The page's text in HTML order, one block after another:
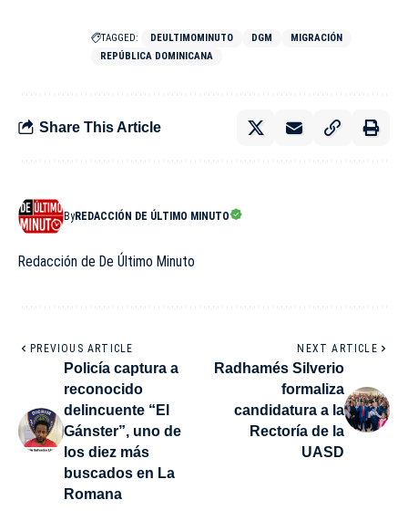
TAGGED: DEULTIMOMINUTO DGM
MIGRACIÓN
REPÚBLICA DOMINICANA
Share This Article
ByREDACCIÓN DE ÚLTIMO MINUTO
Redacción de De Último Minuto
PREVIOUS ARTICLE
Policía captura a
reconocido
delincuente “El
Gánster”, uno de
los diez más
buscados en La
Romana
NEXT ARTICLE
Radhamés Silverio
formaliza
candidatura a la
Rectoría de la
UASD